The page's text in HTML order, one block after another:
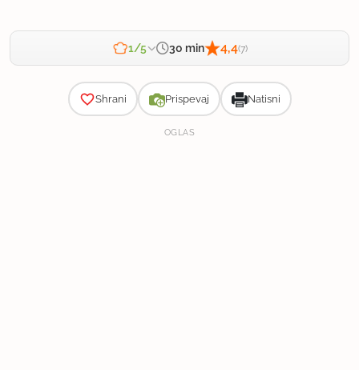
1/5 30 min 4,4(7)
Shrani Prispevaj Natisni
OGLAS